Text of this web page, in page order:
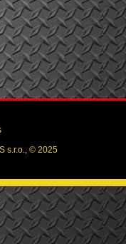
s.r.o., © 2025